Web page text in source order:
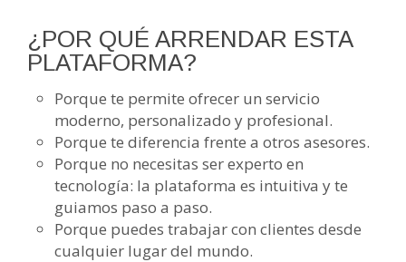
¿POR QUÉ ARRENDAR ESTA
PLATAFORMA?
Porque te permite ofrecer un servicio
moderno, personalizado y profesional.
Porque te diferencia frente a otros asesores.
Porque no necesitas ser experto en
tecnología: la plataforma es intuitiva y te
guiamos paso a paso.
Porque puedes trabajar con clientes desde
cualquier lugar del mundo.